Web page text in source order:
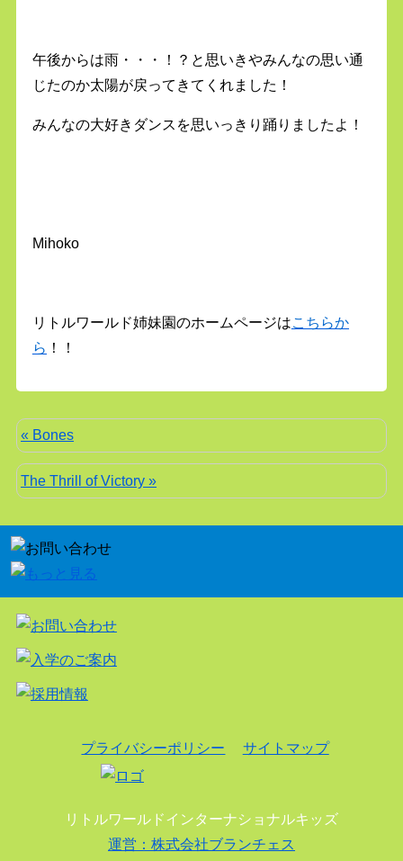
午後からは雨・・・！？と思いきやみんなの思い通
じたのか太陽が戻ってきてくれました！
みんなの大好きダンスを思いっきり踊りましたよ！
Mihoko
リトルワールド姉妹園のホームページはこちらか
ら ！！
« Bones
The Thrill of Victory »
プライバシーポリシー サイトマップ
リトルワールドインターナショナルキッズ
運営：株式会社ブランチェス